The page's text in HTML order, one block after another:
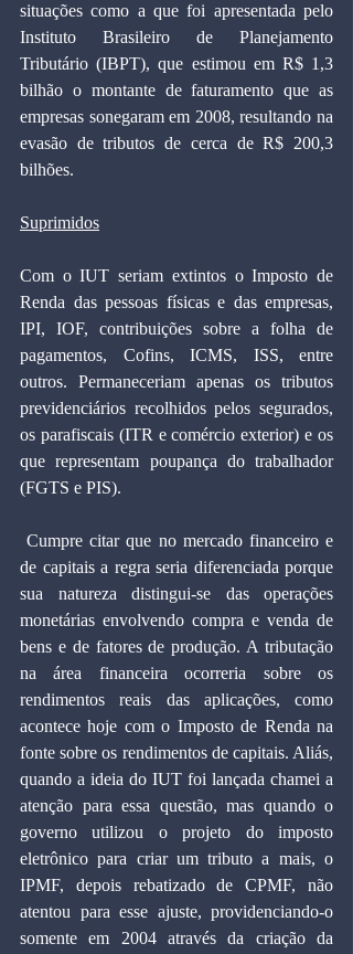
situações como a que foi apresentada pelo
Instituto Brasileiro de Planejamento
Tributário (IBPT), que estimou em R$ 1,3
bilhão o montante de faturamento que as
empresas sonegaram em 2008, resultando na
evasão de tributos de cerca de R$ 200,3
bilhões.
Suprimidos
Com o IUT seriam extintos o Imposto de
Renda das pessoas físicas e das empresas,
IPI, IOF, contribuições sobre a folha de
pagamentos, Cofins, ICMS, ISS, entre
outros. Permaneceriam apenas os tributos
previdenciários recolhidos pelos segurados,
os parafiscais (ITR e comércio exterior) e os
que representam poupança do trabalhador
(FGTS e PIS).
Cumpre citar que no mercado financeiro e
de capitais a regra seria diferenciada porque
sua natureza distingui-se das operações
monetárias envolvendo compra e venda de
bens e de fatores de produção. A tributação
na área financeira ocorreria sobre os
rendimentos reais das aplicações, como
acontece hoje com o Imposto de Renda na
fonte sobre os rendimentos de capitais. Aliás,
quando a ideia do IUT foi lançada chamei a
atenção para essa questão, mas quando o
governo utilizou o projeto do imposto
eletrônico para criar um tributo a mais, o
IPMF, depois rebatizado de CPMF, não
atentou para esse ajuste, providenciando-o
somente em 2004 através da criação da